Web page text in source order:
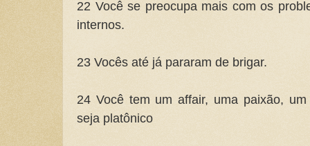
22 Você se preocupa mais com os
internos.
23 Vocês até já pararam de brigar.
24 Você tem um affair, uma paixão,
seja platônico